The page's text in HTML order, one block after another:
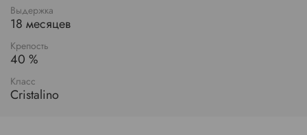
Выдержка
18 месяцев
Крепость
40 %
Класс
Cristalino